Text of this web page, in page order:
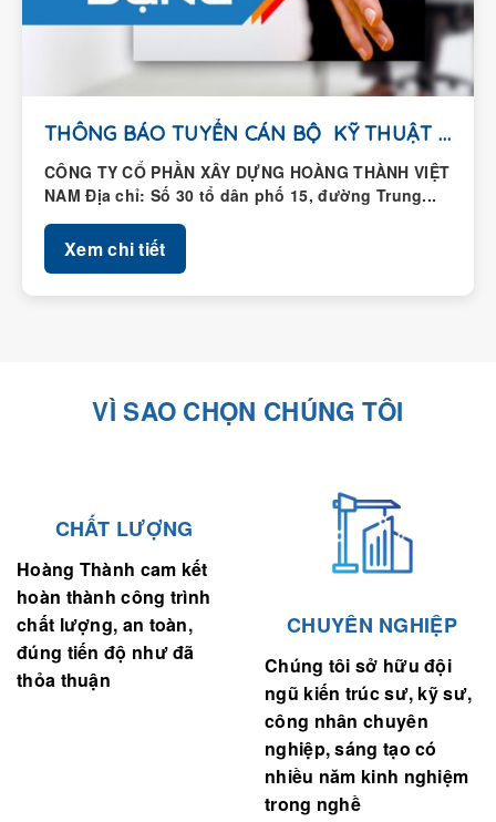
THÔNG BÁO TUYỂN CÁN BỘ KỸ THUẬT HIỆN...
CÔNG TY CỔ PHẦN XÂY DỰNG HOÀNG THÀNH VIỆT
NAM Địa chỉ: Số 30 tổ dân phố 15, đường Trung...
Xem chi tiết
Hoàng Thành cam kết
hoàn thành công trình
chất lượng, an toàn,
đúng tiến độ như đã
thỏa thuận
Chúng tôi sở hữu đội
ngũ kiến trúc sư, kỹ sư,
công nhân chuyên
nghiệp, sáng tạo có
nhiều năm kinh nghiệm
trong nghề